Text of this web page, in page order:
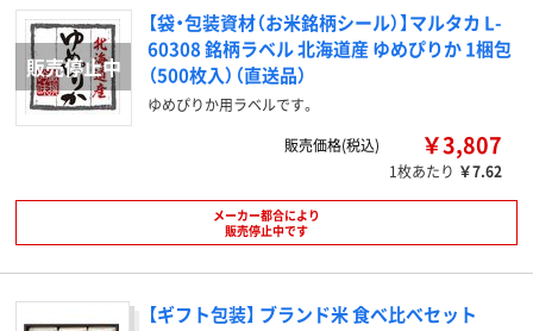
【袋・包装資材（お米銘柄シール）】マルタカ L-
60308 銘柄ラベル 北海道産 ゆめぴりか 1梱包
（500枚入）（直送品）
ゆめぴりか用ラベルです。
販売価格(税込)
￥3,807
1枚あたり ￥7.62
メーカー都合により
販売停止中です
【ギフト包装】 ブランド米 食べ比べセット